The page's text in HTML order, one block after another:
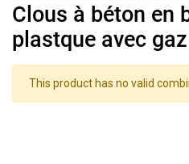
Clous à béton en
plastque avec gaz
This product has no valid